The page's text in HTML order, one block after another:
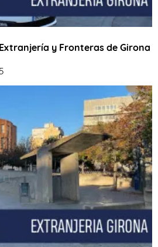
y Fronteras de Girona